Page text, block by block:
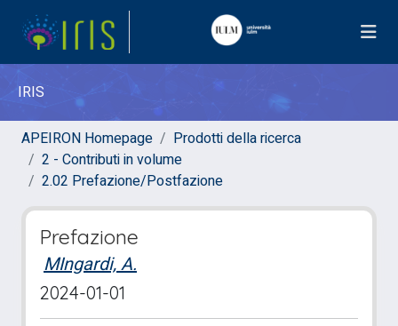
IRIS
APEIRON Homepage
Prodotti della ricerca
2 - Contributi in volume
2.02 Prefazione/Postfazione
Prefazione
MIngardi, A.
2024-01-01